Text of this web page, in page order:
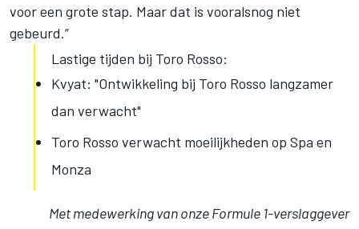
voor een grote stap. Maar dat is vooralsnog niet
gebeurd.”
Lastige tijden bij Toro Rosso:
Kvyat: "Ontwikkeling bij Toro Rosso langzamer
dan verwacht"
Toro Rosso verwacht moeilijkheden op Spa en
Monza
Met medewerking van onze Formule 1-verslaggever